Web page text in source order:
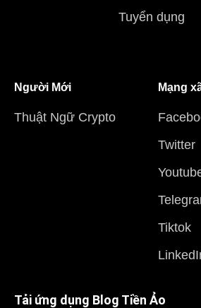
Tuyển dụng
Người Mới
Thuật Ngữ Crypto
Mạng
Twitter
Tiktok
Tải ứng dụng Blog Tiền Ảo